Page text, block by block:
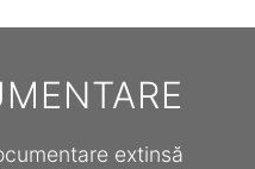
extinsă